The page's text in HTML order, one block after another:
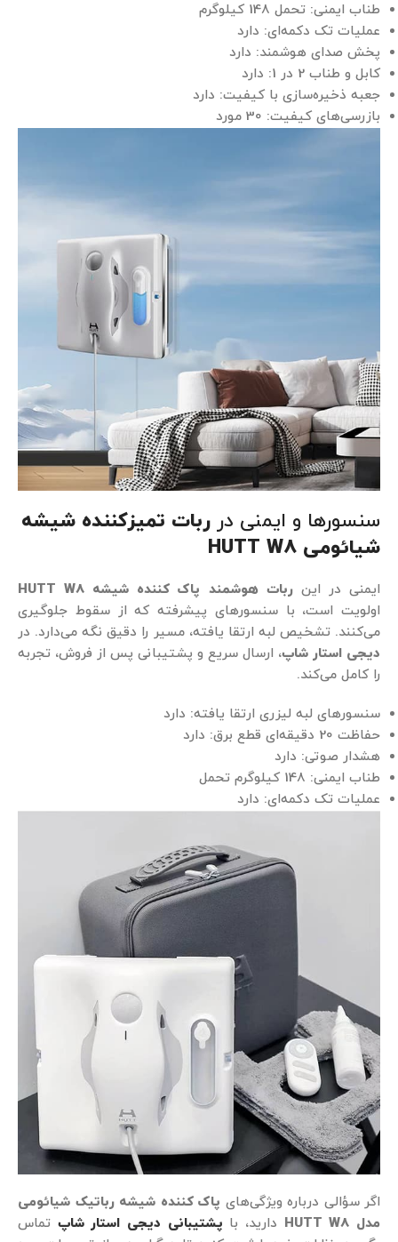
طناب ایمنی: تحمل 148 کیلوگرم
عملیات تک دکمه‌ای: دارد
پخش صدای هوشمند: دارد
کابل و طناب 2 در 1: دارد
جعبه ذخیره‌سازی با کیفیت: دارد
بازرسی‌های کیفیت: 30 مورد
سنسورها و ایمنی در ربات تمیزکننده شیشه
شیائومی HUTT W8
ایمنی در اینربات هوشمند پاک کننده شیشه HUTT W8
اولویت است، با سنسورهای پیشرفته که از سقوط جلوگیری
می‌کنند. تشخیص لبه ارتقا یافته، مسیر را دقیق نگه می‌دارد. در
دیجی استار شاپ، ارسال سریع و پشتیبانی پس از فروش، تجربه
را کامل می‌کند.
سنسورهای لبه لیزری ارتقا یافته: دارد
حفاظت 20 دقیقه‌ای قطع برق: دارد
هشدار صوتی: دارد
طناب ایمنی: 148 کیلوگرم تحمل
عملیات تک دکمه‌ای: دارد
اگر سؤالی درباره ویژگی‌های پاک کننده شیشه رباتیک شیائومی
مدل HUTT W8
دارید، با پشتیبانی دیجی استار شاپ تماس